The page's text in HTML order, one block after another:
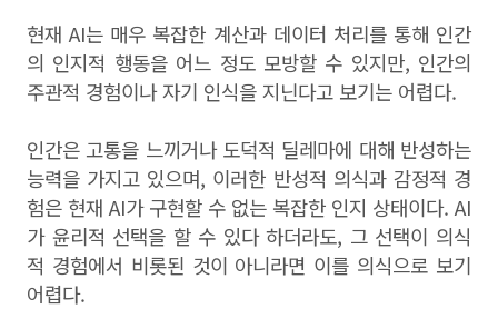
현재 AI는 매우 복잡한 계산과 데이터 처리를 통해 인간
의 인지적 행동을 어느 정도 모방할 수 있지만, 인간의
주관적 경험이나 자기 인식을 지닌다고 보기는 어렵다.
인간은 고통을 느끼거나 도덕적 딜레마에 대해 반성하는
능력을 가지고 있으며, 이러한 반성적 의식과 감정적 경
험은 현재 AI가 구현할 수 없는 복잡한 인지 상태이다. AI
가 윤리적 선택을 할 수 있다 하더라도, 그 선택이 의식
적 경험에서 비롯된 것이 아니라면 이를 의식으로 보기
어렵다.